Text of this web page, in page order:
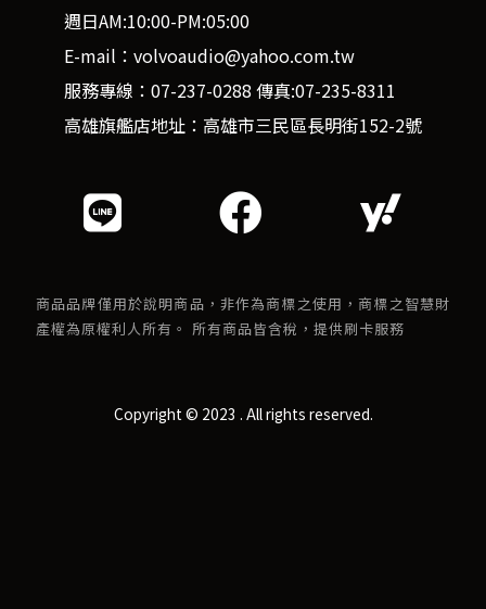
週日AM:10:00-PM:05:00
E-mail：volvoaudio@yahoo.com.tw
服務專線：07-237-0288 傳真:07-235-8311
高雄旗艦店地址：高雄市三民區長明街152-2號
商品品牌僅用於說明商品，非作為商標之使用，商標之智慧財
產權為原權利人所有。 所有商品皆含稅，提供刷卡服務
Copyright © 2023 . All rights reserved.